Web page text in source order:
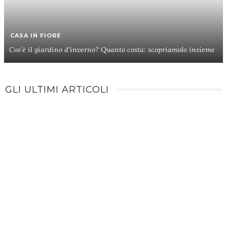
CASA IN FIORE
Cos’è il giardino d’inverno? Quanto costa: scopriamolo insieme
GLI ULTIMI ARTICOLI